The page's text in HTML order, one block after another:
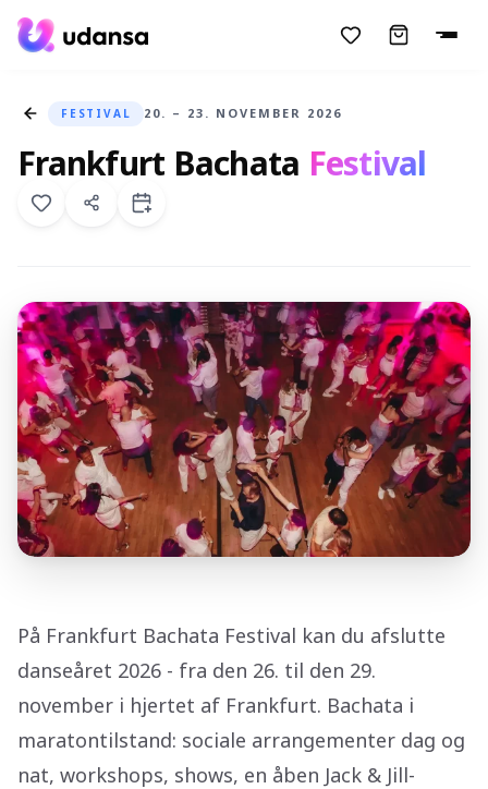
accessibility.skipToMainContent
FESTIVAL 20. – 23. NOVEMBER 2026
Frankfurt Bachata Festival
På Frankfurt Bachata Festival kan du afslutte
danseåret 2026 - fra den 26. til den 29.
november i hjertet af Frankfurt. Bachata i
maratontilstand: sociale arrangementer dag og
nat, workshops, shows, en åben Jack & Jill-